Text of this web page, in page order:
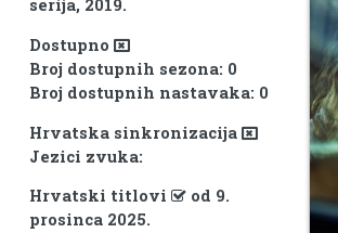
serija, 2019.
Dostupno
Broj dostupnih sezona: 0
Broj dostupnih nastavaka: 0
Hrvatska sinkronizacija
Jezici zvuka:
Hrvatski titlovi
od 9.
prosinca 2025.